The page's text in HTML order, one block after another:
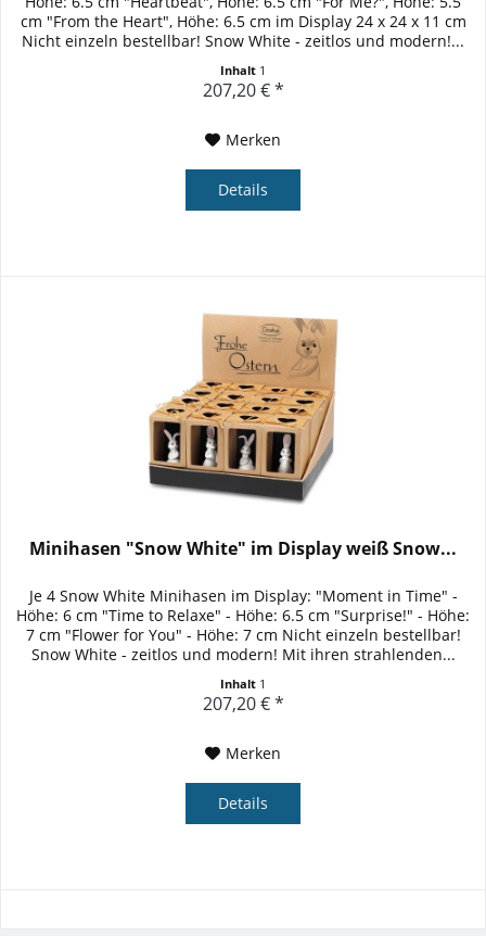
cm "From the Heart", Höhe: 6.5 cm im Display 24 x 24 x 11 cm
Nicht einzeln bestellbar! Snow White - zeitlos und modern!...
Inhalt 1
207,20 € *
Merken
Details
Minihasen "Snow White" im Display weiß Snow...
Je 4 Snow White Minihasen im Display: "Moment in Time" -
Höhe: 6 cm "Time to Relaxe" - Höhe: 6.5 cm "Surprise!" - Höhe:
7 cm "Flower for You" - Höhe: 7 cm Nicht einzeln bestellbar!
Snow White - zeitlos und modern! Mit ihren strahlenden...
Inhalt 1
207,20 € *
Merken
Details